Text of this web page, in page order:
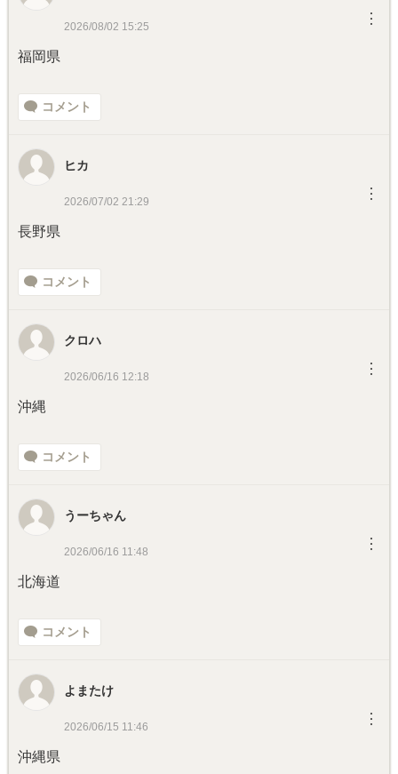
2026/08/02 15:25 ︙
福岡県
コメント
ヒカ
2026/07/02 21:29 ︙
長野県
コメント
クロハ
2026/06/16 12:18 ︙
沖縄
コメント
うーちゃん
2026/06/16 11:48 ︙
北海道
コメント
よまたけ
2026/06/15 11:46 ︙
沖縄県